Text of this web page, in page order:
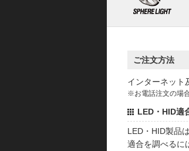
ご注文方法
インターネット
※お電話注文の場
LED・HID適
LED・HID製品
適合を調べるに